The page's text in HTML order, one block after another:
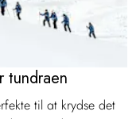
tundraen
til at krydse det